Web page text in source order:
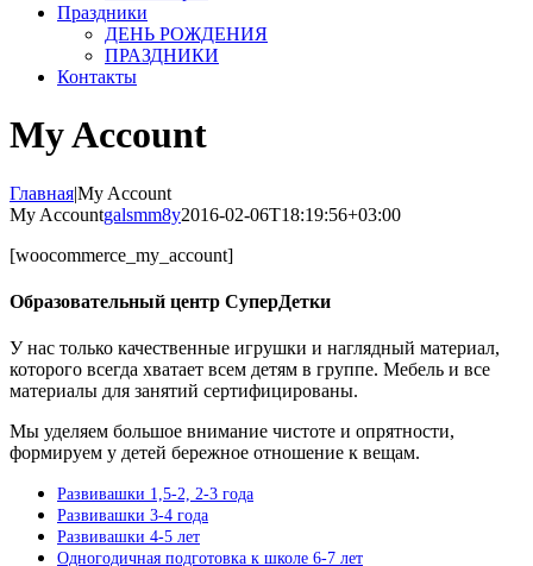
Праздники
ДЕНЬ РОЖДЕНИЯ
ПРАЗДНИКИ
Контакты
My Account
Главная|My Account
My Accountgalsmm8y2016-02-06T18:19:56+03:00
[woocommerce_my_account]
Образовательный центр СуперДетки
У нас только качественные игрушки и наглядный материал,
которого всегда хватает всем детям в группе. Мебель и все
материалы для занятий сертифицированы.
Мы уделяем большое внимание чистоте и опрятности,
формируем у детей бережное отношение к вещам.
Развивашки 1,5-2, 2-3 года
Развивашки 3-4 года
Развивашки 4-5 лет
Одногодичная подготовка к школе 6-7 лет